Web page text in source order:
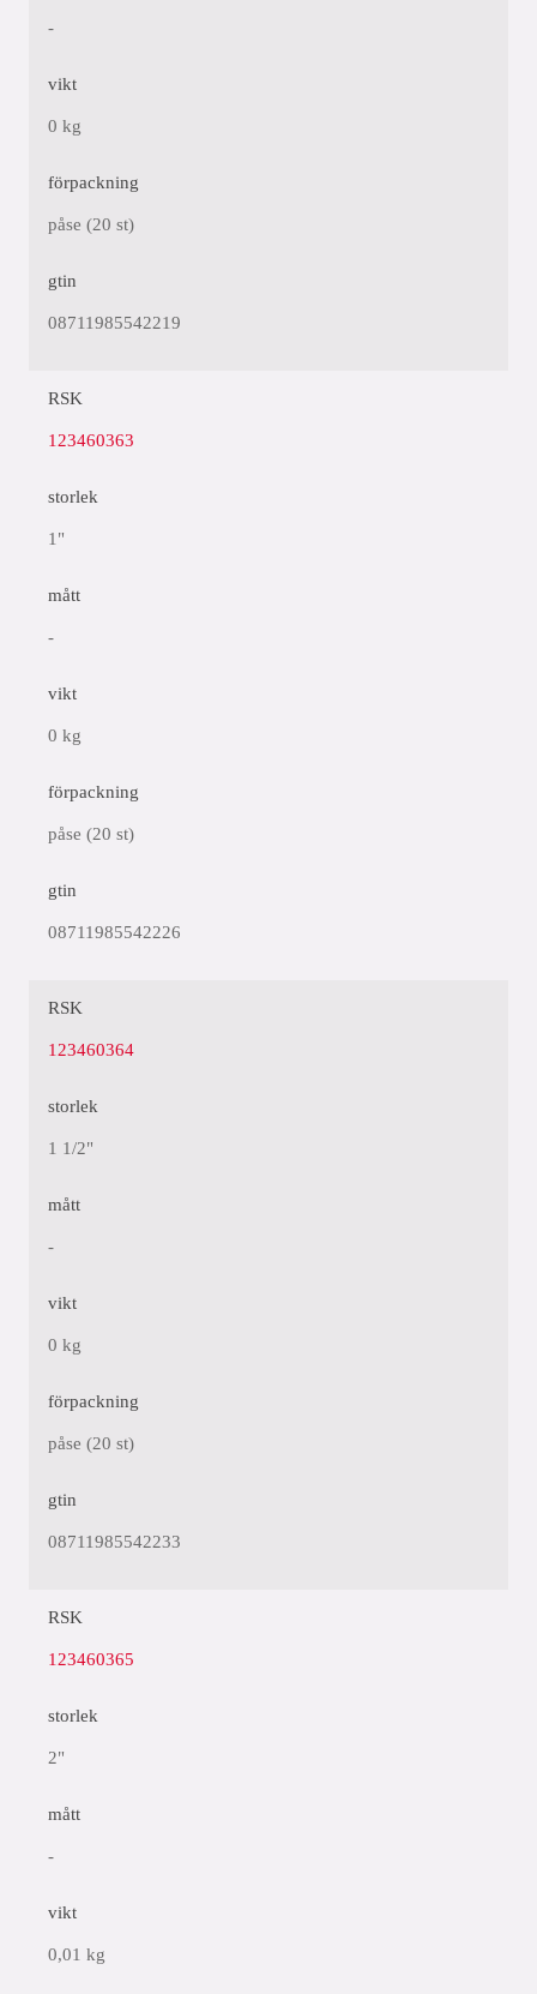
-
vikt
0 kg
förpackning
påse (20 st)
gtin
08711985542219
RSK
123460363
storlek
1"
mått
-
vikt
0 kg
förpackning
påse (20 st)
gtin
08711985542226
RSK
123460364
storlek
1 1/2"
mått
-
vikt
0 kg
förpackning
påse (20 st)
gtin
08711985542233
RSK
123460365
storlek
2"
mått
-
vikt
0,01 kg